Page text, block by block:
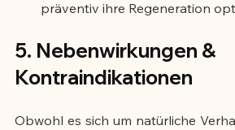
präventiv ihre Regeneration
5. Nebenwirkungen &
Kontraindikationen
Obwohl es sich um natürliche